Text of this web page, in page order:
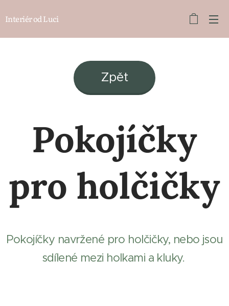
Interiér od Luci
Zpět
Pokojíčky
pro holčičky
Pokojíčky navržené pro holčičky, nebo jsou
sdílené mezi holkami a kluky.